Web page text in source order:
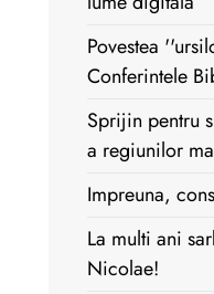
Povestea
Conferintele
Sprijin pentru
a regiunilor
Impreuna,
La multi ani
Nicolae!